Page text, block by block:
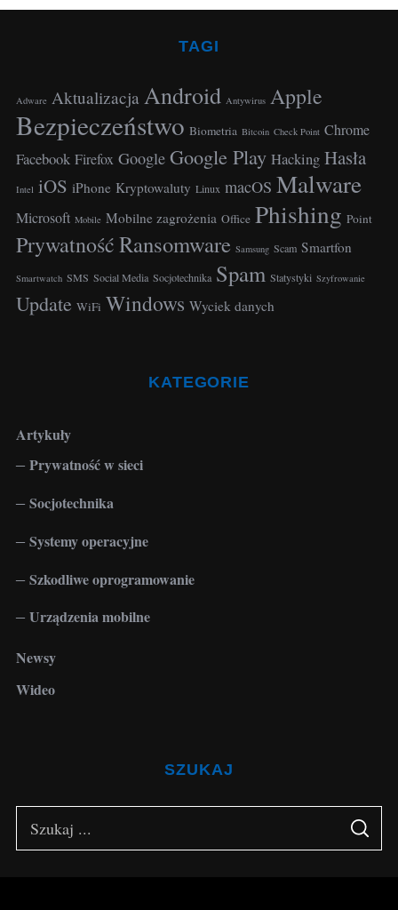
TAGI
Adware Aktualizacja Android Antywirus Apple
Bezpieczeństwo Biometria Bitcoin Check Point Chrome
Facebook Firefox Google Google Play Hacking Hasła
Intel iOS iPhone Kryptowaluty Linux macOS Malware
Microsoft Mobile Mobilne zagrożenia Office Phishing Point
PrywatnośćRansomware Samsung Scam Smartfon
Smartwatch SMS Social Media Socjotechnika Spam Statystyki Szyfrowanie
Update WiFi Windows Wyciek danych
KATEGORIE
Artykuły
Prywatność w sieci
Socjotechnika
Systemy operacyjne
Szkodliwe oprogramowanie
Urządzenia mobilne
Newsy
Wideo
SZUKAJ
S
A